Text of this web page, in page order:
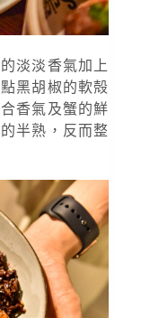
淡淡香氣加上
黑胡椒的軟殻
香氣及蟹的鮮
半熟，反而整